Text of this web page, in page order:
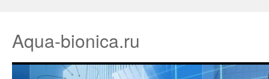
Aqua-bionica.ru